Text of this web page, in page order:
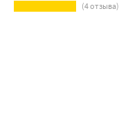
(4отзыва)